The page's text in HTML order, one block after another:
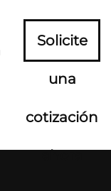
Solicite
una
cotización
ahora